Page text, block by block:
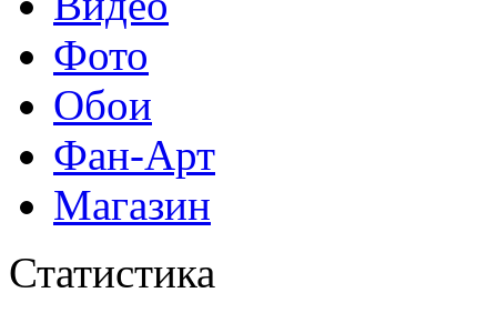
Фото
Обои
Фан-Арт
Магазин
Статистика